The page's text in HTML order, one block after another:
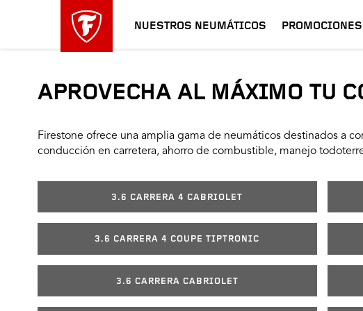
NUESTROS NEUMÁTICOS PROMOCIONES
APROVECHA AL MÁXIMO TU
Firestone ofrece una amplia gama de neumáticos destinados a
conducción en carretera, ahorro de combustible, manejo
3.6 CARRERA 4 CABRIOLET
3.6 CARRERA 4 COUPE TIPTRONIC
3.6 CARRERA CABRIOLET